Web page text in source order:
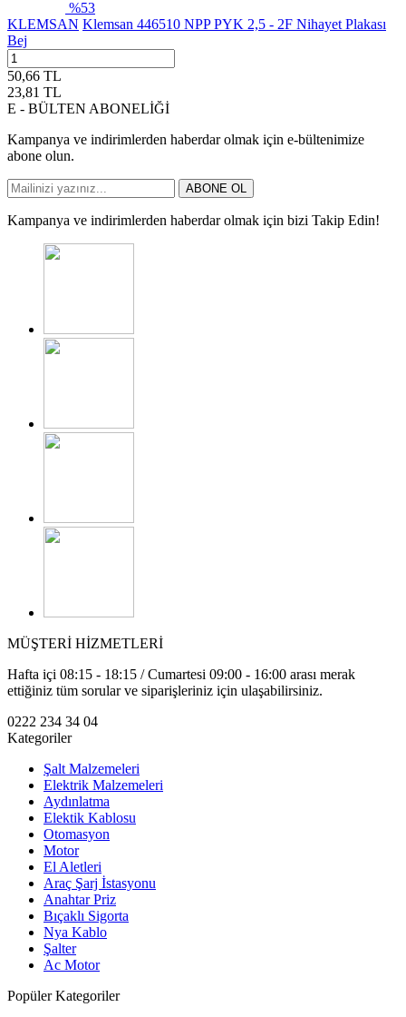
%53
KLEMSAN Klemsan 446510 NPP PYK 2,5 - 2F Nihayet Plakası
Bej
50,66 TL
23,81 TL
E - BÜLTEN ABONELİĞİ
Kampanya ve indirimlerden haberdar olmak için e-bültenimize
abone olun.
ABONE OL
Kampanya ve indirimlerden haberdar olmak için bizi Takip Edin!
MÜŞTERİ HİZMETLERİ
Hafta içi 08:15 - 18:15 / Cumartesi 09:00 - 16:00 arası merak
ettiğiniz tüm sorular ve siparişleriniz için ulaşabilirsiniz.
0222 234 34 04
Kategoriler
Şalt Malzemeleri
Elektrik Malzemeleri
Aydınlatma
Elektik Kablosu
Otomasyon
Motor
El Aletleri
Araç Şarj İstasyonu
Anahtar Priz
Bıçaklı Sigorta
Nya Kablo
Şalter
Ac Motor
Popüler Kategoriler